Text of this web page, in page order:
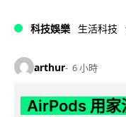
科技娛樂 生活科技
arthur 6 小時
AirPods 用家